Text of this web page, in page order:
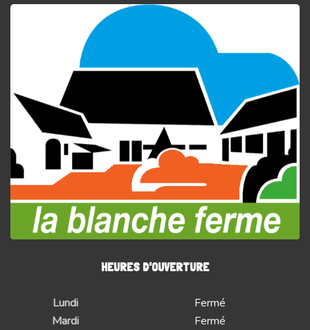
HEURES D'OUVERTURE
Lundi
Fermé
Mardi
Fermé